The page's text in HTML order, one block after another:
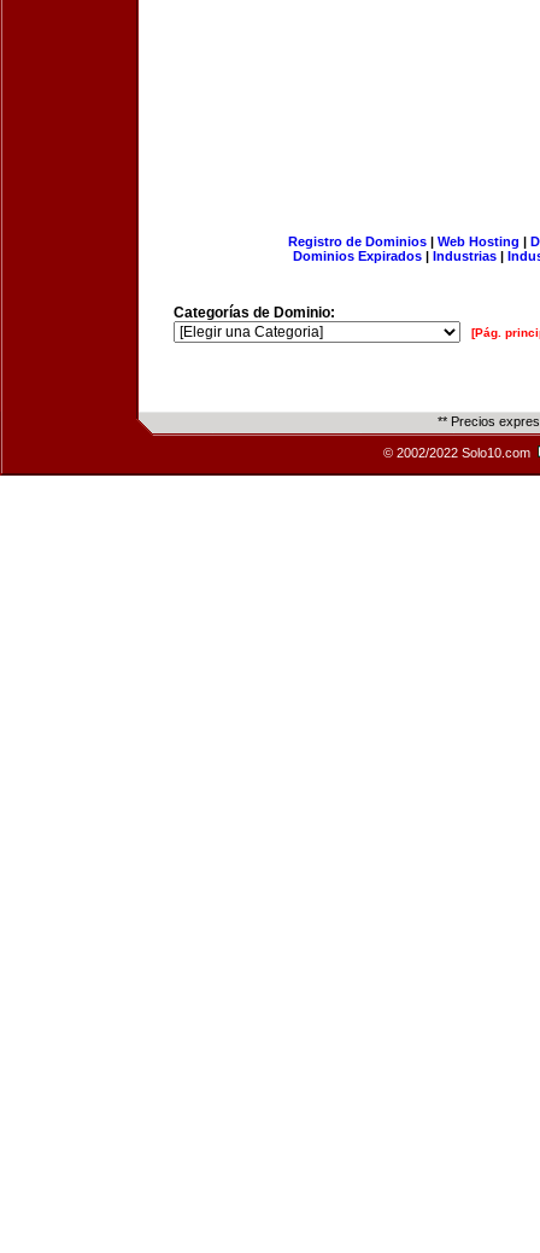
Registro de Dominios| Web Hosting |
Dominios Expirados | Industrias |
Categorías de Dominio:
[Pág.
** Precios
© 2002/2022 Solo10.com